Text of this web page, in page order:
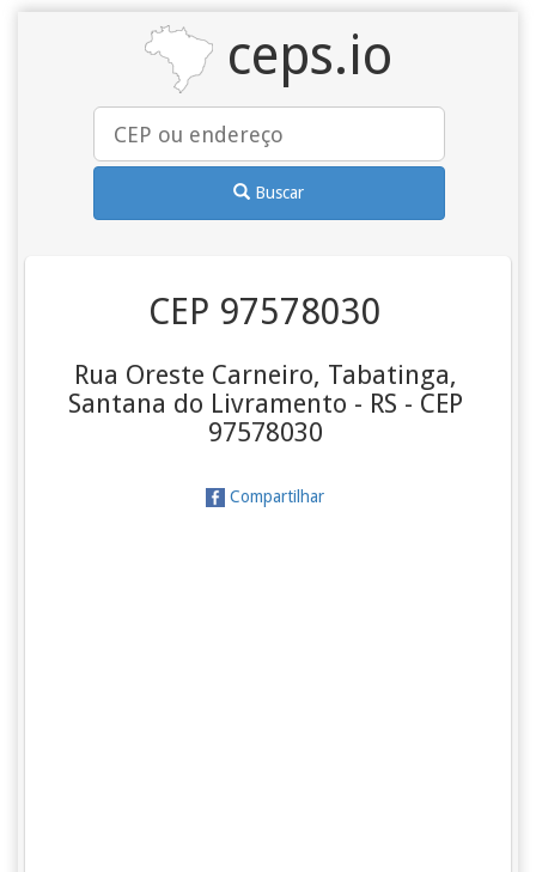
ceps.io
Buscar
CEP 97578030
Rua Oreste Carneiro, Tabatinga,
Santana do Livramento - RS - CEP
97578030
Compartilhar